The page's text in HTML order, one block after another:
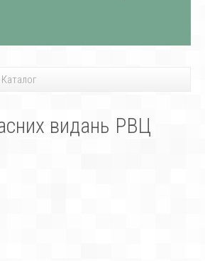
Каталог
видань РВЦ